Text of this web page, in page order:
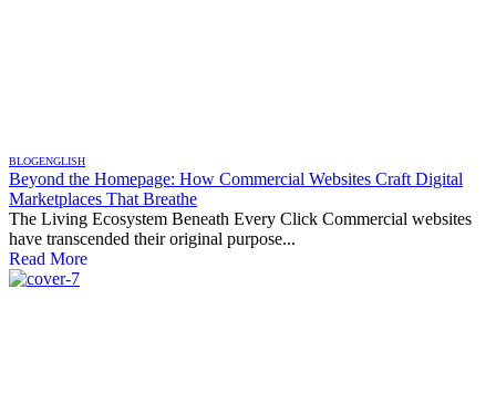
BLOGENGLISH
Beyond the Homepage: How Commercial Websites Craft Digital
Marketplaces That Breathe
The Living Ecosystem Beneath Every Click Commercial websites
have transcended their original purpose...
Read More